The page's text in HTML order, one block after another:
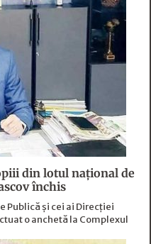
din lotul național de
închis
Publică și cei ai Direcției
o anchetă la Complexul